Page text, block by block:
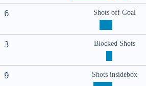
6 Shots off Goal
3 Blocked Shots
9 Shots insidebox